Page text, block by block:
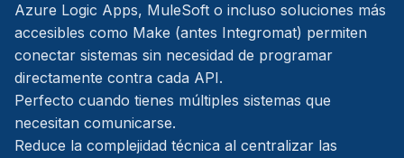
Azure Logic Apps, MuleSoft o incluso soluciones más
accesibles como Make (antes Integromat) permiten
conectar sistemas sin necesidad de programar
directamente contra cada API.
Perfecto cuando tienes múltiples sistemas que
necesitan comunicarse.
Reduce la complejidad técnica al centralizar las